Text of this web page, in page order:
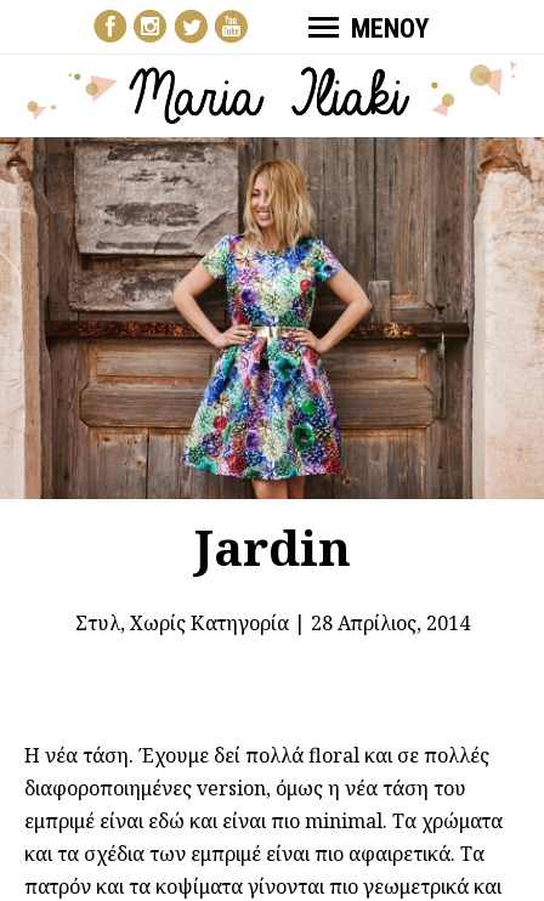
ΜΕΝΟΥ
Jardin
Στυλ,Χωρίς Κατηγορία| 28 Απρίλιος, 2014
Η νέα τάση. Έχουμε δεί πολλά floral και σε πολλές
διαφοροποιημένες version, όμως η νέα τάση του
εμπριμέ είναι εδώ και είναι πιο minimal. Τα χρώματα
και τα σχέδια των εμπριμέ είναι πιο αφαιρετικά. Τα
πατρόν και τα κοψίματα γίνονται πιο γεωμετρικά και